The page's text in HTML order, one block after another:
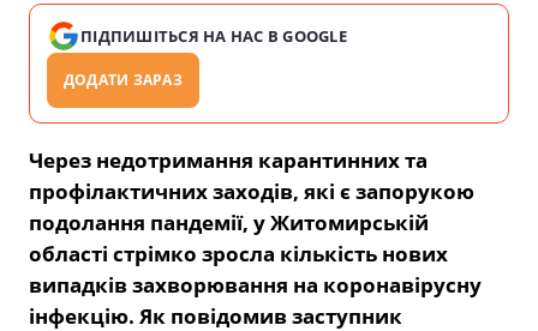
ПІДПИШІТЬСЯ НА НАС В GOOGLE
ДОДАТИ ЗАРАЗ
Через недотримання карантинних та
профілактичних заходів, які є запорукою
подолання пандемії, у Житомирській
області стрімко зросла кількість нових
випадків захворювання на коронавірусну
інфекцію. Як повідомив заступник